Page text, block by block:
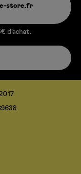
store.fr
d’achat.